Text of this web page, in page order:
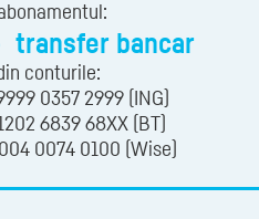
transfer bancar
conturile:
0357 2999 (ING)
6839 68XX (BT)
0074 0100 (Wise)